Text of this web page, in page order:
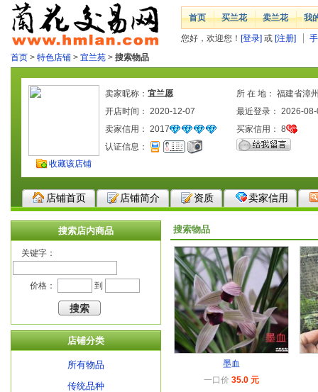
首页 买兰花 卖兰花 我
您好，欢迎您！ [登录] 或 [注册]
首页 > 特色店铺 > 宜兰苑 > 搜索物品
收藏该店铺
卖家昵称： 宜兰愿
所 在 地： 福建省漳
开店时间： 2020-12-07
最近登录： 2026-
卖家信用： 2017 买家信用： 8
认证信息：
店铺首页 店铺简介 资质 卖家信用
搜索店内商品
关键字：
价格： 到
店铺分类
所有物品
传统品种
搜索物品
墨血
一口价 35.0 元